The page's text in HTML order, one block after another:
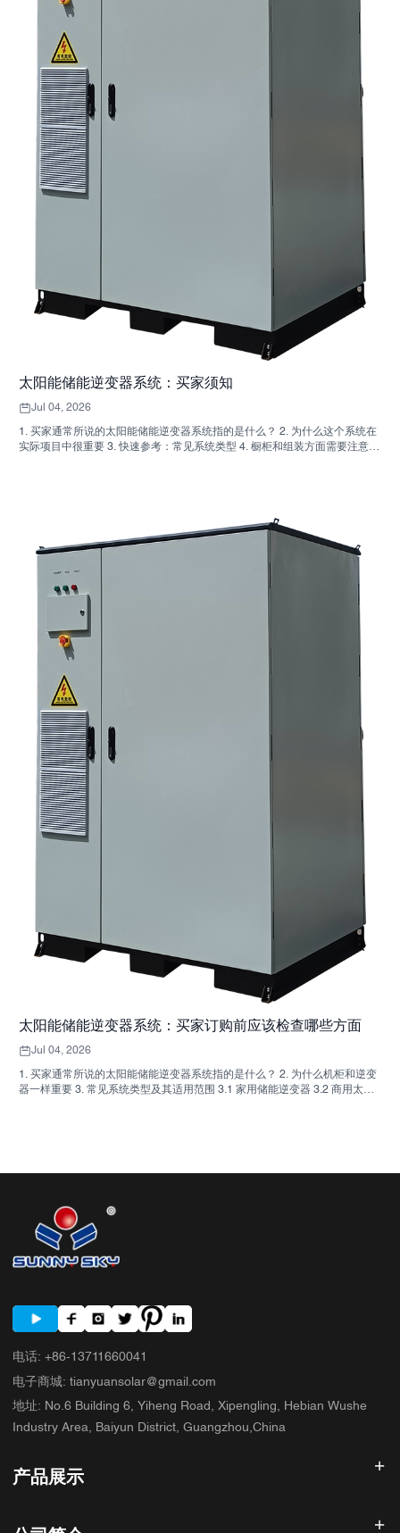
太阳能储能逆变器系统：买家须知
Jul 04, 2026
1. 买家通常所说的太阳能储能逆变器系统指的是什么？ 2. 为什么这个系统在
实际项目中很重要 3. 快速参考：常见系统类型 4. 橱柜和组装方面需要注意什
太阳能储能逆变器系统：买家订购前应该检查哪些方面
Jul 04, 2026
1. 买家通常所说的太阳能储能逆变器系统指的是什么？ 2. 为什么机柜和逆变
器一样重要 3. 常见系统类型及其适用范围 3.1 家用储能逆变器 3.2 商用太阳
电话: +86-13711660041
电子商城: tianyuansolar@gmail.com
地址: No.6 Building 6, Yiheng Road, Xipengling, Hebian Wushe
Industry Area, Baiyun District, Guangzhou,China
产品展示